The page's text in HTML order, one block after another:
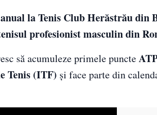
la Tenis Club Herăstrău din
profesionist masculin din
să acumuleze primele puncte
Tenis (ITF) și face parte din